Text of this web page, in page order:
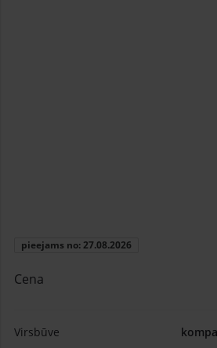
pieejams no: 27.08.2026
Cena
Virsbūve